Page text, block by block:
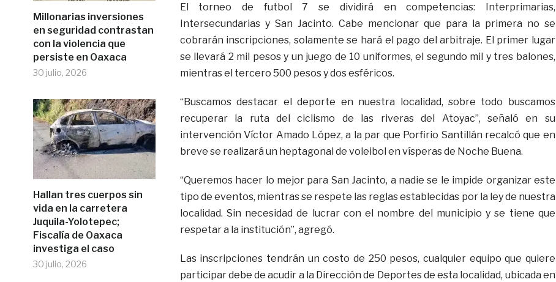
Millonarias inversiones
en seguridad contrastan
con la violencia que
persiste en Oaxaca
30 julio, 2026
Hallan tres cuerpos sin
vida en la carretera
Juquila-Yolotepec;
Fiscalía de Oaxaca
investiga el caso
30 julio, 2026
El torneo de futbol 7 se dividirá en competencias: Interprimarias,
Intersecundarias y San Jacinto. Cabe mencionar que para la primera no se
cobrarán inscripciones, solamente se hará el pago del arbitraje. El primer lugar
se llevará 2 mil pesos y un juego de 10 uniformes, el segundo mil y tres balones,
mientras el tercero 500 pesos y dos esféricos.
“Buscamos destacar el deporte en nuestra localidad, sobre todo buscamos
recuperar la ruta del ciclismo de las riveras del Atoyac”, señaló en su
intervención Víctor Amado López, a la par que Porfirio Santillán recalcó que en
breve se realizará un heptagonal de voleibol en vísperas de Noche Buena.
“Queremos hacer lo mejor para San Jacinto, a nadie se le impide organizar este
tipo de eventos, mientras se respete las reglas establecidas por la ley de nuestra
localidad. Sin necesidad de lucrar con el nombre del municipio y se tiene que
respetar a la institución”, agregó.
Las inscripciones tendrán un costo de 250 pesos, cualquier equipo que quiere
participar debe de acudir a la Dirección de Deportes de esta localidad, ubicada en